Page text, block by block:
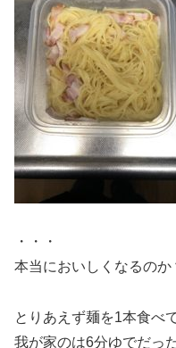
・・・
本当においしくなるのか
とりあえず麺を1本食べ
我が家のは6分ゆでだっ